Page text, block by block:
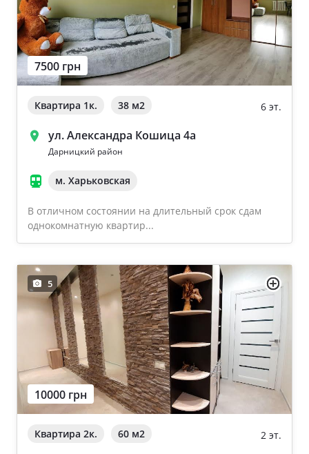
7500 грн
Квартира 1к. 38 м2 6 эт.
ул. Александра Кошица 4а
Дарницкий район
м. Харьковская
В отличном состоянии на длительный срок сдам
однокомнатную квартир...
5
10000 грн
Квартира 2к. 60 м2 2 эт.